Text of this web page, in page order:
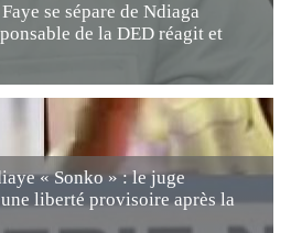
se sépare de Ndiaga
de la DED réagit et
« Sonko » : le juge
liberté provisoire après la